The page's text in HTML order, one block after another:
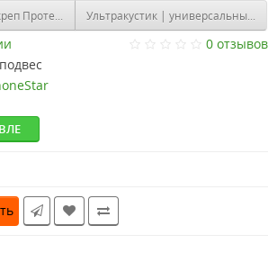
Протектор PROУльтракустик | универсальный
0 отзывов